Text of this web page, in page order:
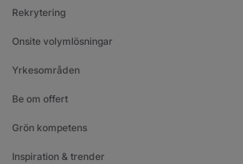
Rekrytering
Onsite volymlösningar
Yrkesområden
Be om offert
Grön kompetens
Inspiration & trender